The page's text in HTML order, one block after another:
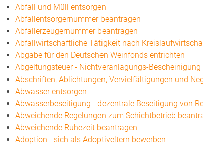
Abfall und Müll entsorgen
Abfallentsorgernummer beantragen
Abfallerzeugernummer beantragen
Abfallwirtschaftliche Tätigkeit nach
Abgabe für den Deutschen Weinfonds entrichten
Abgeltungsteuer - Nichtveranlagungs-Bescheinigung
Abschriften, Ablichtungen, Vervielfältigungen und
Abwasser entsorgen
Abwasserbeseitigung - dezentrale Beseitigung von
Abweichende Regelungen zum Schichtbetrieb
Abweichende Ruhezeit beantragen
Adoption - sich als Adoptiveltern bewerben